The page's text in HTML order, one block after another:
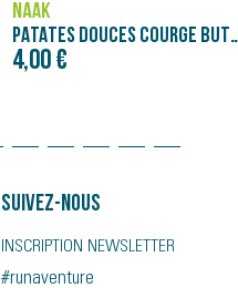
NÄAK
PATATES DOUCES COURGE
4,00 €
Suivez-nous
INSCRIPTION NEWSLETTER
#runaventure